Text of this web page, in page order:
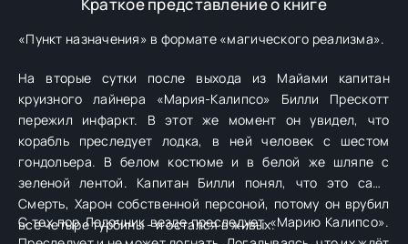
«Пункт назначения» в формате «магического реализма».
На вторые сутки после выхода из Майами капитан
круизного лайнера «Мария-Калипсо» Билли Прескотт
пережил инфаркт. В этот же момент он увидел, что
корабль преследует лодка, в ней человек с шестом
гондольера. В белом костюме и в белой же шляпе с
зеленой лентой. Капитан Билли понял, что это сама
Смерть, Харон собственной персоной, потому он врубил
все четыре турбины - и остался в живых.
С тех пор Лодочник везде преследует «Марию Калипсо».